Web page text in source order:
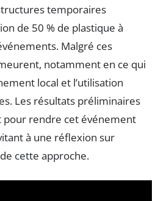
temporaires
de 50 % de plastique à
Malgré ces
notamment en ce qui
local et l’utilisation
Les résultats préliminaires
rendre cet événement
à une réflexion sur
cette approche.